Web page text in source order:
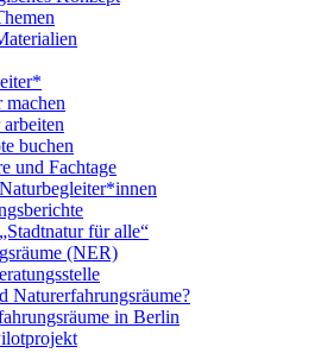
machen
buchen
und Fachtage
für alle“
(NER)
Naturerfahrungsräume?
in Berlin